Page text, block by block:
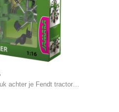
achter je Fendt tractor…